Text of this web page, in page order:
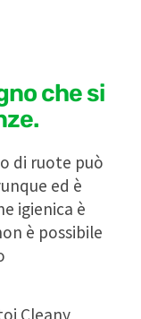
che si
di ruote può
ed è
igienica è
è possibile